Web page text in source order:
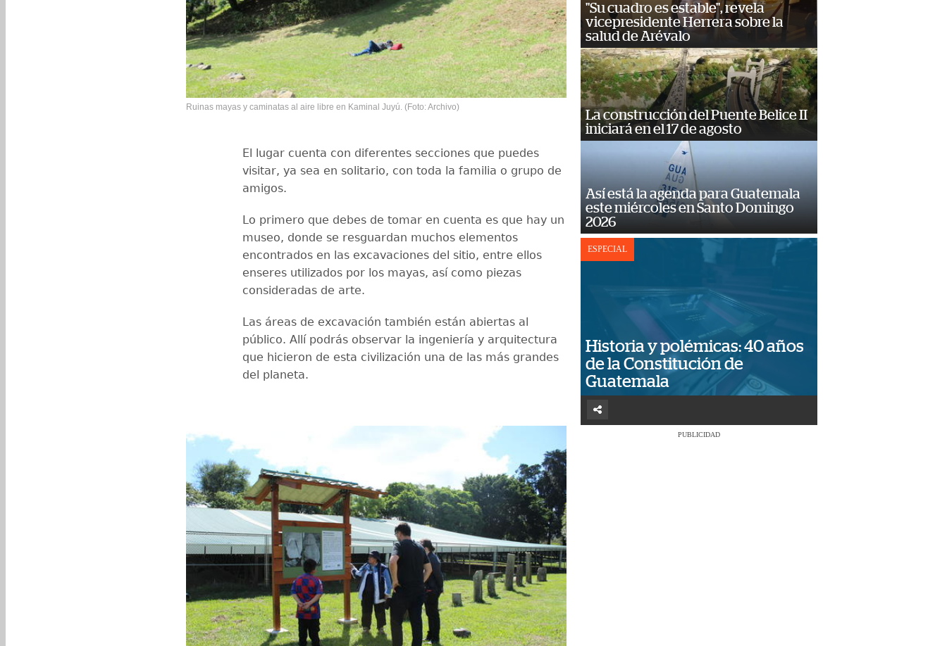
Ruinas mayas y caminatas al aire libre en Kaminal Juyú. (Foto: Archivo)
El lugar cuenta con diferentes secciones que puedes
visitar, ya sea en solitario, con toda la familia o grupo de
amigos.
Lo primero que debes de tomar en cuenta es que hay un
museo, donde se resguardan muchos elementos
encontrados en las excavaciones del sitio, entre ellos
enseres utilizados por los mayas, así como piezas
consideradas de arte.
Las áreas de excavación también están abiertas al
público. Allí podrás observar la ingeniería y arquitectura
que hicieron de esta civilización una de las más grandes
del planeta.
"Su cuadro es estable", revela
vicepresidente Herrera sobre la
salud de Arévalo
La construcción del Puente Belice II
iniciará en el 17 de agosto
Así está la agenda para Guatemala
este miércoles en Santo Domingo
2026
ESPECIAL
Historia y polémicas: 40 años
de la Constitución de
Guatemala
PUBLICIDAD